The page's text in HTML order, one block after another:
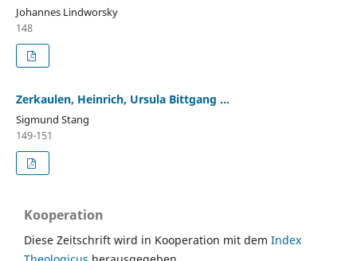
Johannes Lindworsky
148
Zerkaulen, Heinrich, Ursula Bittgang ...
Sigmund Stang
149-151
Kooperation
Diese Zeitschrift wird in Kooperation mit dem Index